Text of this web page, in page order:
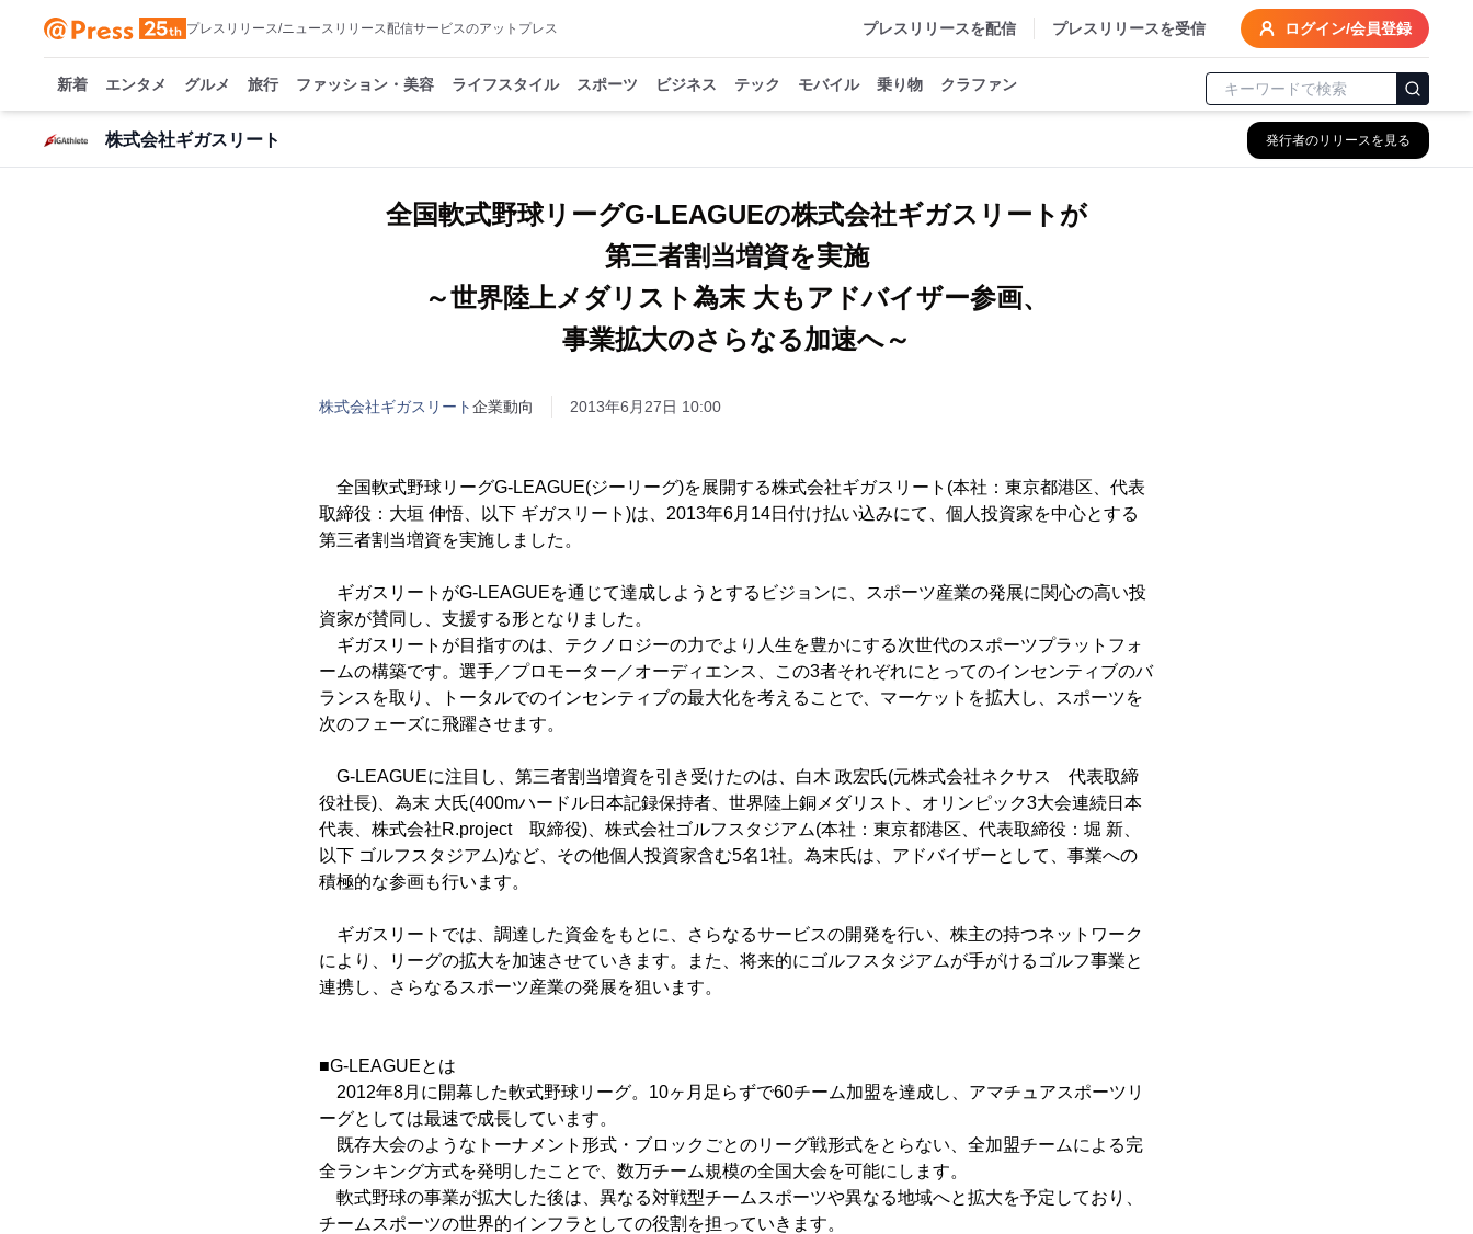
プレスリリース/ニュースリリース配信サービスのアットプレス プレスリリースを配信 プレスリリースを受信 ログイン/会員登録
新着 エンタメ グルメ 旅行 ファッション・美容 ライフスタイル スポーツ ビジネス テック モバイル 乗り物 クラファン
株式会社ギガスリート 発行者のリリースを見る
全国軟式野球リーグG-LEAGUEの株式会社ギガスリートが
第三者割当増資を実施
～世界陸上メダリスト為末 大もアドバイザー参画、
事業拡大のさらなる加速へ～
株式会社ギガスリート企業動向 2013年6月27日 10:00
全国軟式野球リーグG-LEAGUE(ジーリーグ)を展開する株式会社ギガスリート(本社：東京都港区、代表
取締役：大垣 伸悟、以下 ギガスリート)は、2013年6月14日付け払い込みにて、個人投資家を中心とする
第三者割当増資を実施しました。
ギガスリートがG-LEAGUEを通じて達成しようとするビジョンに、スポーツ産業の発展に関心の高い投
資家が賛同し、支援する形となりました。
ギガスリートが目指すのは、テクノロジーの力でより人生を豊かにする次世代のスポーツプラットフォ
ームの構築です。選手／プロモーター／オーディエンス、この3者それぞれにとってのインセンティブのバ
ランスを取り、トータルでのインセンティブの最大化を考えることで、マーケットを拡大し、スポーツを
次のフェーズに飛躍させます。
G-LEAGUEに注目し、第三者割当増資を引き受けたのは、白木 政宏氏(元株式会社ネクサス 代表取締
役社長)、為末 大氏(400mハードル日本記録保持者、世界陸上銅メダリスト、オリンピック3大会連続日本
代表、株式会社R.project 取締役)、株式会社ゴルフスタジアム(本社：東京都港区、代表取締役：堀 新、
以下 ゴルフスタジアム)など、その他個人投資家含む5名1社。為末氏は、アドバイザーとして、事業への
積極的な参画も行います。
ギガスリートでは、調達した資金をもとに、さらなるサービスの開発を行い、株主の持つネットワーク
により、リーグの拡大を加速させていきます。また、将来的にゴルフスタジアムが手がけるゴルフ事業と
連携し、さらなるスポーツ産業の発展を狙います。
■G-LEAGUEとは
2012年8月に開幕した軟式野球リーグ。10ヶ月足らずで60チーム加盟を達成し、アマチュアスポーツリ
ーグとしては最速で成長しています。
既存大会のようなトーナメント形式・ブロックごとのリーグ戦形式をとらない、全加盟チームによる完
全ランキング方式を発明したことで、数万チーム規模の全国大会を可能にします。
軟式野球の事業が拡大した後は、異なる対戦型チームスポーツや異なる地域へと拡大を予定しており、
チームスポーツの世界的インフラとしての役割を担っていきます。